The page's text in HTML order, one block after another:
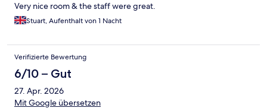
Very nice room & the staff were great.
Stuart, Aufenthalt von 1 Nacht
Verifizierte Bewertung
6/10 – Gut
27. Apr. 2026
Mit Google übersetzen